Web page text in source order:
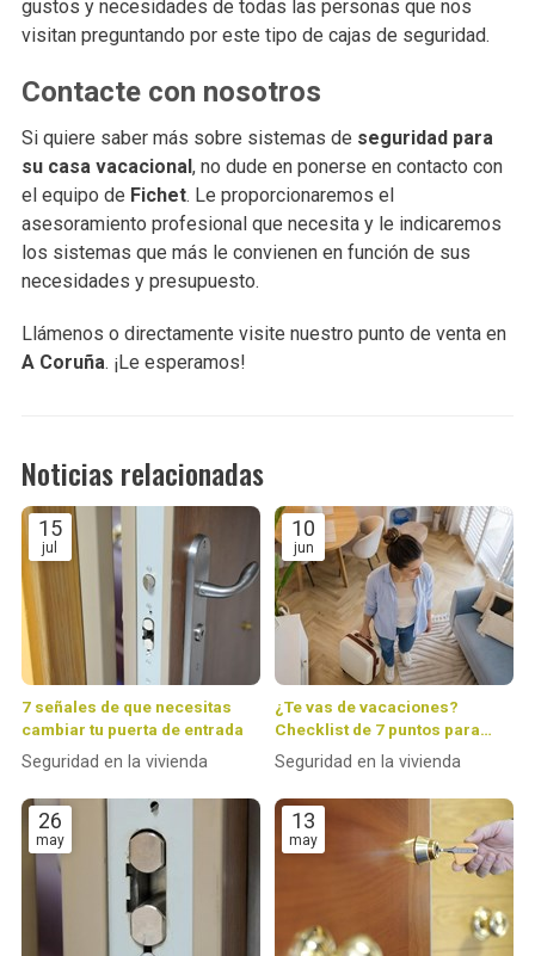
gustos y necesidades de todas las personas que nos
visitan preguntando por este tipo de cajas de seguridad.
Contacte con nosotros
Si quiere saber más sobre sistemas de seguridad para
su casa vacacional , no dude en ponerse en contacto con
el equipo de Fichet. Le proporcionaremos el
asesoramiento profesional que necesita y le indicaremos
los sistemas que más le convienen en función de sus
necesidades y presupuesto.
Llámenos o directamente visite nuestro punto de venta en
A Coruña. ¡Le esperamos!
Noticias relacionadas
15
jul
7 señales de que necesitas
cambiar tu puerta de entrada
Seguridad en la vivienda
10
jun
¿Te vas de vacaciones?
Checklist de 7 puntos para
dejar tu casa 100 % protegida
Seguridad en la vivienda
26
may
13
may